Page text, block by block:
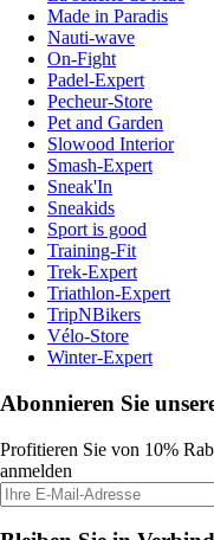
Made in Paradis
Nauti-wave
On-Fight
Padel-Expert
Pecheur-Store
Pet and Garden
Slowood Interior
Smash-Expert
Sneak'In
Sneakids
Sport is good
Training-Fit
Trek-Expert
Triathlon-Expert
TripNBikers
Vélo-Store
Winter-Expert
Abonnieren Sie
Profitieren Sie von 10%
anmelden